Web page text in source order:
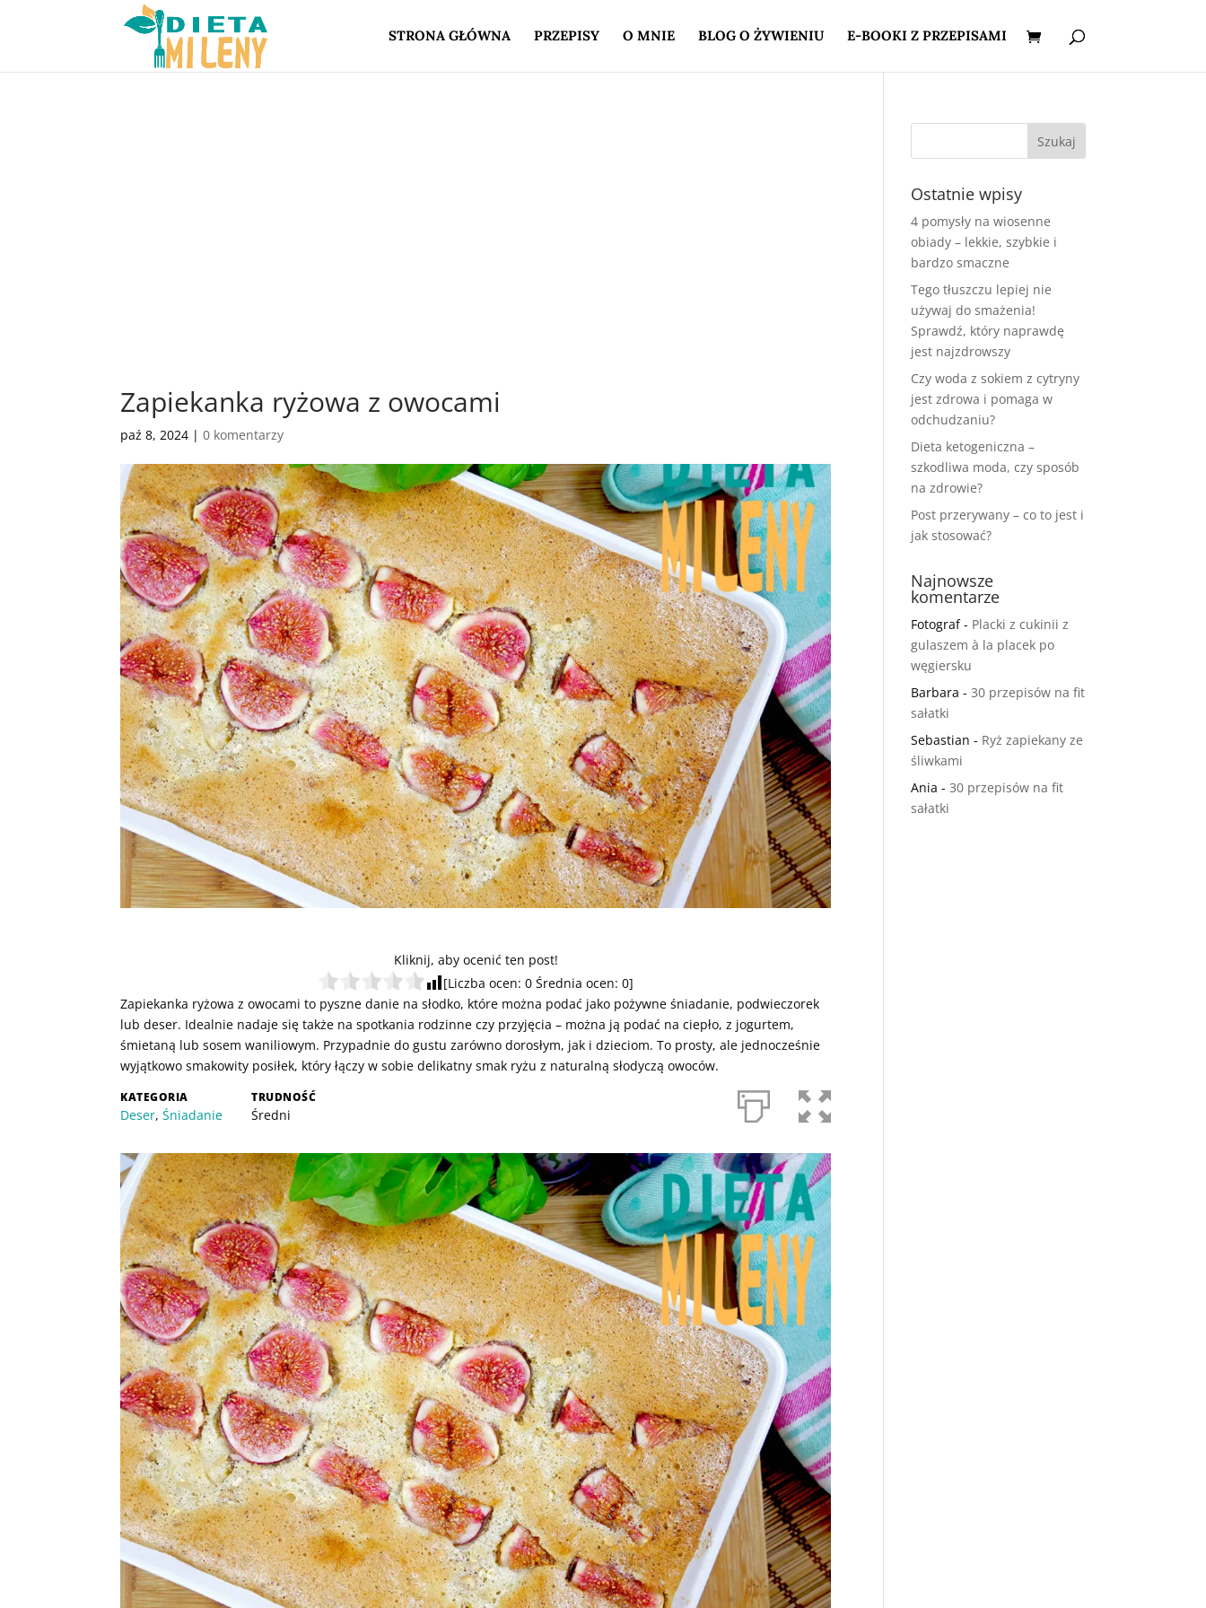
STRONA GŁÓWNA PRZEPISY O MNIE BLOG O ŻYWIENIU E-BOOKI Z PRZEPISAMI
Zapiekanka ryżowa z owocami
paź 8, 2024 |0 komentarzy
Kliknij, aby ocenić ten post!
[Liczba ocen:0 Średnia ocen:0]
Zapiekanka ryżowa z owocami to pyszne danie na słodko, które można podać jako pożywne śniadanie, podwieczorek
lub deser. Idealnie nadaje się także na spotkania rodzinne czy przyjęcia – można ją podać na ciepło, z jogurtem,
śmietaną lub sosem waniliowym. Przypadnie do gustu zarówno dorosłym, jak i dzieciom. To prosty, ale jednocześnie
wyjątkowo smakowity posiłek, który łączy w sobie delikatny smak ryżu z naturalną słodyczą owoców.
KATEGORIA
Deser,Śniadanie
TRUDNOŚĆ
Średni
Ostatnie wpisy
4 pomysły na wiosenne
obiady – lekkie, szybkie i
bardzo smaczne
Tego tłuszczu lepiej nie
używaj do smażenia!
Sprawdź, który naprawdę
jest najzdrowszy
Czy woda z sokiem z cytryny
jest zdrowa i pomaga w
odchudzaniu?
Dieta ketogeniczna –
szkodliwa moda, czy sposób
na zdrowie?
Post przerywany – co to jest i
jak stosować?
Najnowsze
komentarze
Fotograf- Placki z cukinii z
gulaszem à la placek po
węgiersku
Barbara -30 przepisów na fit
sałatki
Sebastian - Ryż zapiekany ze
śliwkami
Ania -30 przepisów na fit
sałatki